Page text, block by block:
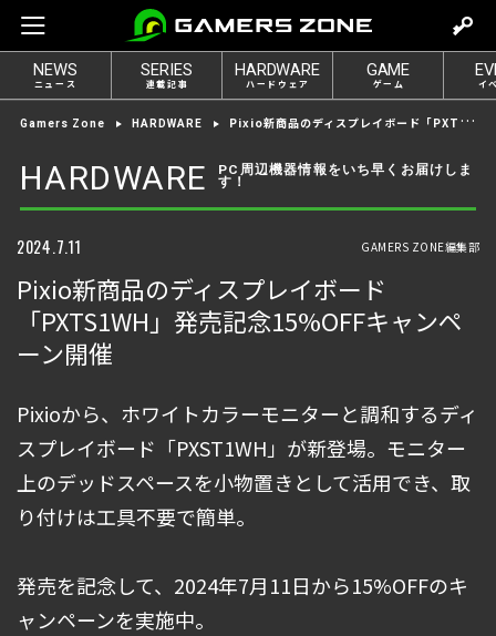
e
t
o
o
g
NEWS
ニュース
SERIES
連載記事
HARDWARE
ハードウェア
GAME
ゲーム イ
Gamers Zone HARDWARE Pixio新商品のディスプレイボード「PXTS1WH」発売記念15%OFFキャンペーン開催
HARDWARE PC周辺機器情報をいち早くお届けしま
す！
2024.7.11 GAMERS ZONE編集部
Pixio新商品のディスプレイボード
「PXTS1WH」発売記念15%OFFキャンペ
ーン開催
Pixioから、ホワイトカラーモニターと調和するディ
スプレイボード「PXST1WH」が新登場。モニター
上のデッドスペースを小物置きとして活用でき、取
り付けは工具不要で簡単。
発売を記念して、2024年7月11日から15%OFFのキ
ャンペーンを実施中。